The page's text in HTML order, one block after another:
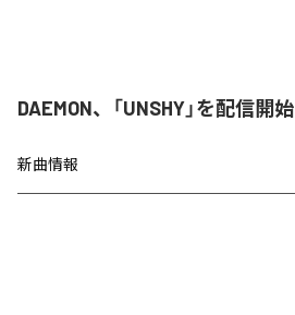
DAEMON、「UNSHY」を配信開始
新曲情報